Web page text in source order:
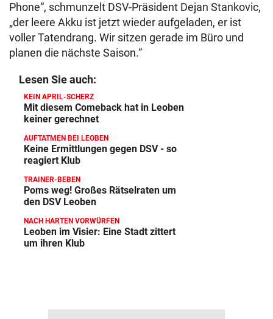
Phone“, schmunzelt DSV-Präsident Dejan Stankovic,
„der leere Akku ist jetzt wieder aufgeladen, er ist
voller Tatendrang. Wir sitzen gerade im Büro und
planen die nächste Saison.“
Lesen Sie auch:
KEIN APRIL-SCHERZ
Mit diesem Comeback hat in Leoben
keiner gerechnet
AUFTATMEN BEI LEOBEN
Keine Ermittlungen gegen DSV - so
reagiert Klub
TRAINER-BEBEN
Poms weg! Großes Rätselraten um
den DSV Leoben
NACH HARTEN VORWÜRFEN
Leoben im Visier: Eine Stadt zittert
um ihren Klub